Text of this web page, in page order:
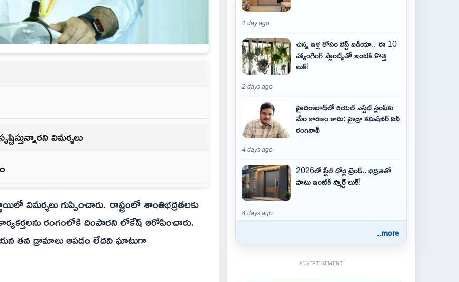
విమర్శలు
విమర్శలు గుప్పించారు. రాష్ట్రంలో శాంతిభద్రతలకు
రంగంలోకి దింపారని లోకేష్ ఆరోపించారు.
తన డ్రామాలు ఆపడం లేదని ఘాటుగా
1 day ago
చిన్న ఇళ్ల కోసం బెస్ట్ ఐడియా.. ఈ 10
హ్యాంగింగ్ ప్లాంట్స్‌తో ఇంటికి కొత్త
లుక్!
2 days ago
హైదరాబాద్‌లో రియల్ ఎస్టేట్ స్లంప్‌కు
మేం కారణం కాదు: హైడ్రా కమిషనర్ ఏవీ
రంగనాథ్
4 days ago
2026లో స్టీల్ డోర్ల ట్రెండ్.. భద్రతతో
పాటు ఇంటికి స్మార్ట్ లుక్!
4 days ago
..more
ADVERTISEMENT